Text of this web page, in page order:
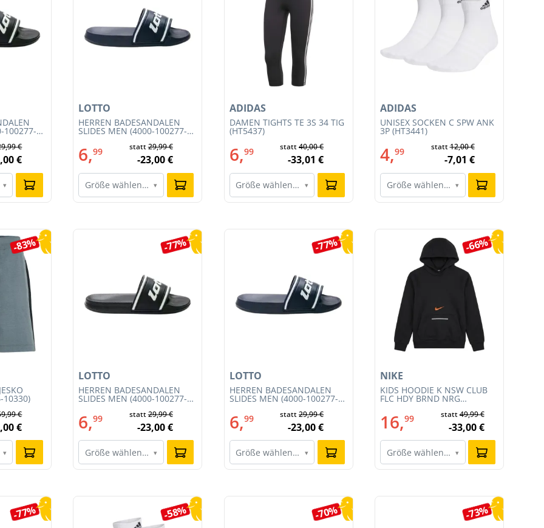
100277-
€
€
▾
HERREN BADESANDALEN
SLIDES MEN (4000-100277-
LOTTO
6,99 statt29,99 €
-23,00 €
Größe wählen… ▾
DAMEN TIGHTS TE 3S 34 TIG
(HT5437)
ADIDAS
6,99 statt40,00 €
-33,01 €
Größe wählen… ▾
UNISEX SOCKEN C SPW ANK
3P (HT3441)
ADIDAS
4,99 statt12,00 €
-7,01 €
Größe wählen… ▾
-83%
10330)
€
€
▾
-77%
HERREN BADESANDALEN
SLIDES MEN (4000-100277-
LOTTO
6,99 statt29,99 €
-23,00 €
Größe wählen… ▾
-77%
HERREN BADESANDALEN
SLIDES MEN (4000-100277-
LOTTO
6,99 statt29,99 €
-23,00 €
Größe wählen… ▾
-66%
KIDS HOODIE K NSW CLUB
FLC HDY BRND NRG
NIKE
16,99 statt49,99 €
-33,00 €
Größe wählen… ▾
-77% -58% -70% -73%